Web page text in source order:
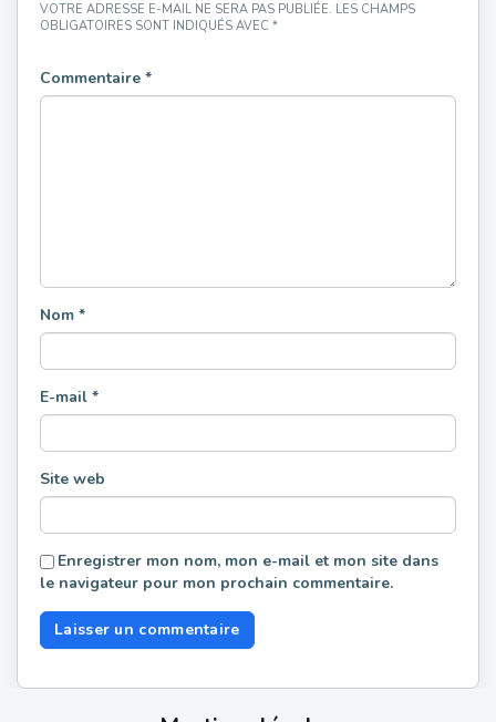
VOTRE ADRESSE E-MAIL NE SERA PAS PUBLIÉE. LES CHAMPS
OBLIGATOIRES SONT INDIQUÉS AVEC *
Commentaire *
Nom *
E-mail *
Site web
Enregistrer mon nom, mon e-mail et mon site dans
le navigateur pour mon prochain commentaire.